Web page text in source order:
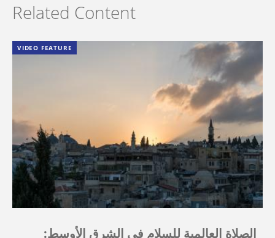
Related Content
VIDEO FEATURE
الصلاة العالمية للسلام في الشرق الأوسط: